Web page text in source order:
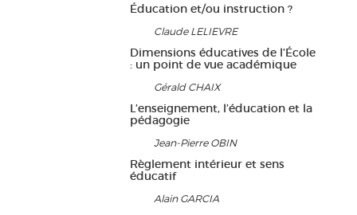
Éducation et/ou instruction ?
Claude LELIEVRE
Dimensions éducatives de l’École
: un point de vue académique
Gérald CHAIX
L’enseignement, l’éducation et la
pédagogie
Jean-Pierre OBIN
Règlement intérieur et sens
éducatif
Alain GARCIA